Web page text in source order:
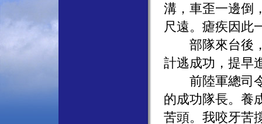
溝，車歪一邊倒
尺遠。瘧疾因此
部隊來台後，
計逃成功，提早
前陸軍總司令
的成功隊長。養
苦頭。我咬牙苦